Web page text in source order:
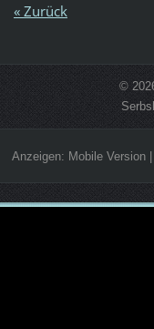
« Zurück
©
Anzeigen: Mobile Version|